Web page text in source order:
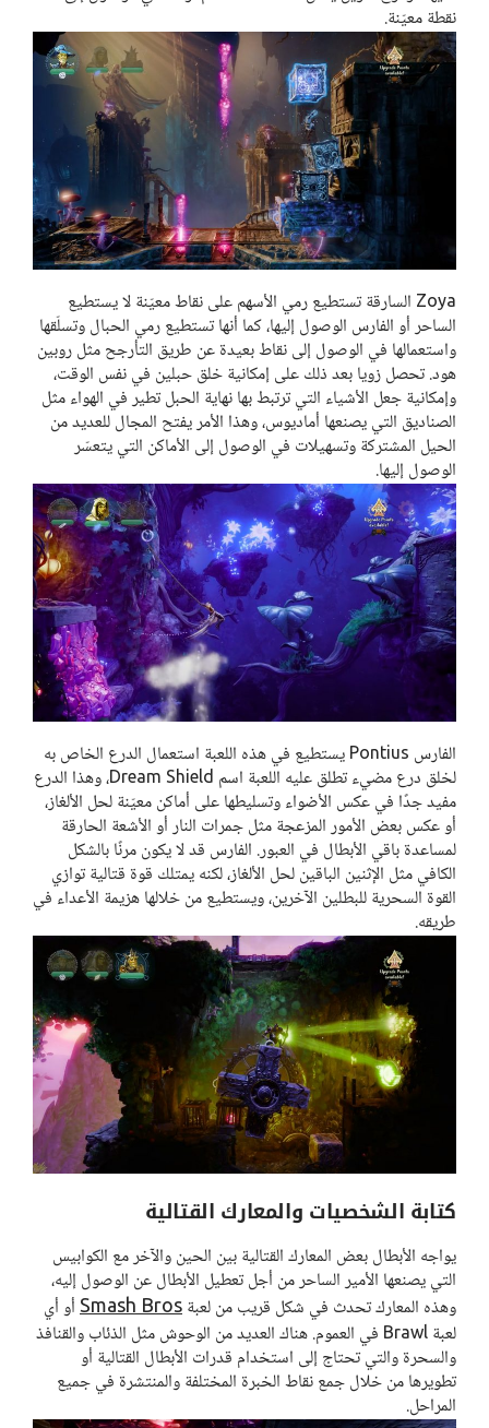
نقطة معيّنة.
Zoya السارقة تستطيع رمي الأسهم على نقاط معيّنة لا يستطيع
الساحر أو الفارس الوصول إليها، كما أنها تستطيع رمي الحبال وتسلّقها
واستعمالها في الوصول إلى نقاط بعيدة عن طريق التأرجح مثل روبين
هود. تحصل زويا بعد ذلك على إمكانية خلق حبلين في نفس الوقت،
وإمكانية جعل الأشياء التي ترتبط بها نهاية الحبل تطير في الهواء مثل
الصناديق التي يصنعها أماديوس، وهذا الأمر يفتح المجال للعديد من
الحيل المشتركة وتسهيلات في الوصول إلى الأماكن التي يتعسّر
الوصول إليها.
الفارس Pontius يستطيع في هذه اللعبة استعمال الدرع الخاص به
لخلق درع مضيء تطلق عليه اللعبة اسم Dream Shield، وهذا الدرع
مفيد جدًا في عكس الأضواء وتسليطها على أماكن معيّنة لحل الألغاز،
أو عكس بعض الأمور المزعجة مثل جمرات النار أو الأشعة الحارقة
لمساعدة باقي الأبطال في العبور. الفارس قد لا يكون مرنًا بالشكل
الكافي مثل الإثنين الباقين لحل الألغاز، لكنه يمتلك قوة قتالية توازي
القوة السحرية للبطلين الآخرين، ويستطيع من خلالها هزيمة الأعداء في
طريقه.
كتابة الشخصيات والمعارك القتالية
يواجه الأبطال بعض المعارك القتالية بين الحين والآخر مع الكوابيس
التي يصنعها الأمير الساحر من أجل تعطيل الأبطال عن الوصول إليه،
وهذه المعارك تحدث في شكل قريب من لعبةSmash Brosأو أي
لعبة Brawl في العموم. هناك العديد من الوحوش مثل الذئاب والقنافذ
والسحرة والتي تحتاج إلى استخدام قدرات الأبطال القتالية أو
تطويرها من خلال جمع نقاط الخبرة المختلفة والمنتشرة في جميع
المراحل.